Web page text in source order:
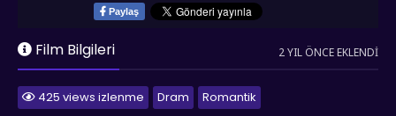
Paylaş
Film Bilgileri 2 YIL ÖNCE EKLENDI
425 views izlenme Dram
Romantik